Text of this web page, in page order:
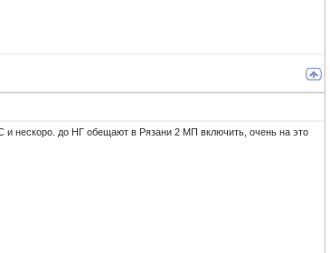
и нескоро. до НГ обещают в Рязани 2 МП включить, очень на это